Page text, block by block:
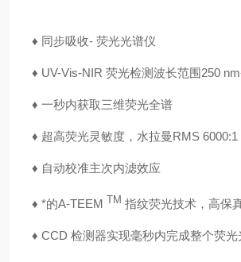
♦ 同步吸收- 荧光光谱仪
♦ UV-Vis-NIR 荧光检测波长范围250
♦ 一秒内获取三维荧光全谱
♦ 超高荧光灵敏度，水拉曼RMS 6000:1
♦ 自动校准主次内滤效应
♦ *的A-TEEM TM 指纹荧光技术，高
♦ CCD 检测器实现毫秒内完成整个荧光